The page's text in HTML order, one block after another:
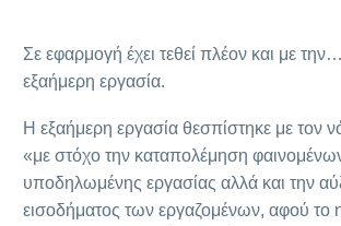
Σε εφαρμογή έχει τεθεί πλέον και με
εξαήμερη εργασία.
Η εξαήμερη εργασία θεσπίστηκε με τον
«με στόχο την καταπολέμηση
υποδηλωμένης εργασίας αλλά και την
εισοδήματος των εργαζομένων, αφού το